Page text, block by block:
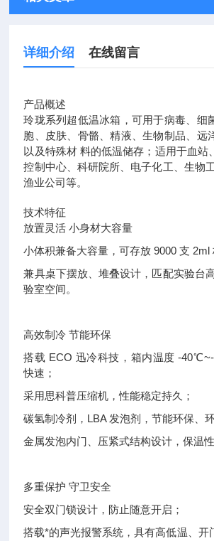
详细介绍 在线留言
产品概述
玲珑系列超低温冰箱，可用于病毒、细
胞、皮肤、骨骼、精液、生物制品、远
以及特殊材 料的低温储存；适用于血站
控制中心、科研院所、电子化工、生物
渔业公司等。
技术特征
放置灵活 小身材大容量
小体积兼备大容量，可存放 9000 支 2ml
兼具桌下摆放、堆叠设计，匹配实验台
验室空间。
高效制冷 节能环保
搭载 ECO 迅冷科技，箱内温度 -
快速；
采用思科普压缩机，性能稳定持久；
碳氢制冷剂，LBA 发泡剂，节能环保、
金属发泡内门、压紧式结构设计，保温性
多重保护 守卫安全
安全双门锁设计，防止随意开启；
搭载*的声光报警系统，具有高低温、开